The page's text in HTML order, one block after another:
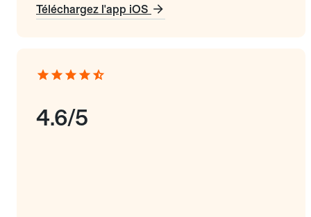
Téléchargez l'app iOS
4.6/5